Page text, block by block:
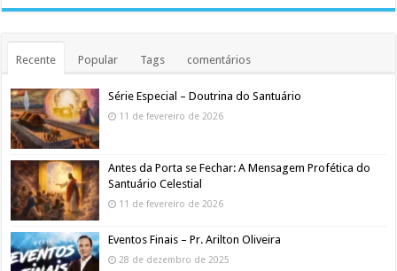
Recente Popular Tags comentários
Série Especial – Doutrina do Santuário
11 de fevereiro de 2026
Antes da Porta se Fechar: A Mensagem Profética do
Santuário Celestial
11 de fevereiro de 2026
Eventos Finais – Pr. Arilton Oliveira
28 de dezembro de 2025